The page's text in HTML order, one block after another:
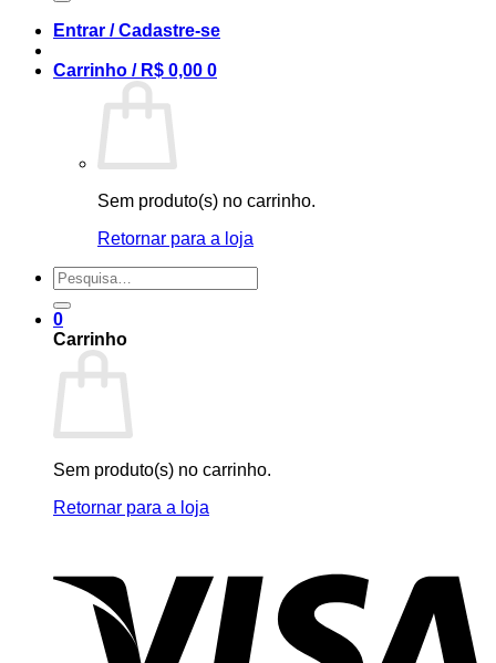
Entrar / Cadastre-se
Carrinho / R$ 0,00 0
Sem produto(s) no carrinho.
Retornar para a loja
Pesquisar
por:
0
Carrinho
Sem produto(s) no carrinho.
Retornar para a loja